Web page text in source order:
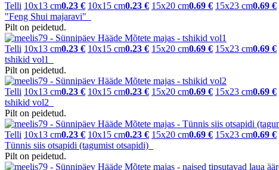
Telli 10x13 cm0.23 € 10x15 cm0.23 € 15x20 cm0.69 € 15x23 cm0.69 €
"Feng Shui majaravi"
Pilt on peidetud.
Telli 10x13 cm0.23 € 10x15 cm0.23 € 15x20 cm0.69 € 15x23 cm0.69 €
tshikid vol1
Pilt on peidetud.
Telli 10x13 cm0.23 € 10x15 cm0.23 € 15x20 cm0.69 € 15x23 cm0.69 €
tshikid vol2
Pilt on peidetud.
Telli 10x13 cm0.23 € 10x15 cm0.23 € 15x20 cm0.69 € 15x23 cm0.69 €
Tünnis siis otsapidi (tagumist otsapidi)
Pilt on peidetud.